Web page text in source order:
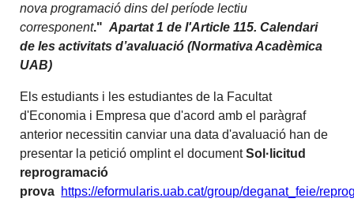
nova programació dins del període lectiu
corresponent."Apartat 1 de l'Article 115. Calendari
de les activitats d’avaluació (Normativa Acadèmica
UAB)
Els estudiants i les estudiantes de la Facultat
d'Economia i Empresa que d'acord amb el paràgraf
anterior necessitin canviar una data d'avaluació han de
presentar la petició omplint el documentSol·licitud
reprogramació
prova https://eformularis.uab.cat/group/deganat_feie/